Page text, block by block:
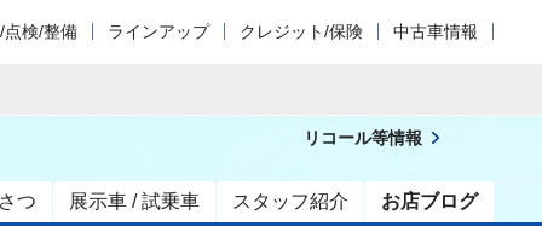
点検/整備 ラインアップ クレジット/保険 中古車情報
つ 展示車 / 試乗車 スタッフ紹介 お店ブログ
リコール等情報